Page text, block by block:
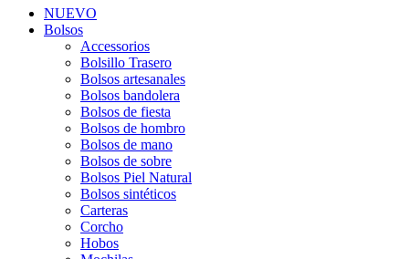
NUEVO
Bolsos
Accessorios
Bolsillo Trasero
Bolsos artesanales
Bolsos bandolera
Bolsos de fiesta
Bolsos de hombro
Bolsos de mano
Bolsos de sobre
Bolsos Piel Natural
Bolsos sintéticos
Carteras
Corcho
Hobos